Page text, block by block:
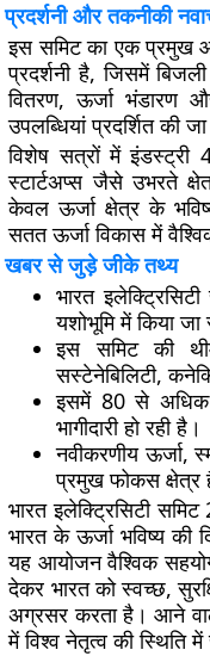
प्रदर्शनी और तकनीकी
इस समिट का एक प्रमुख
प्रदर्शनी है, जिसमें
वितरण, ऊर्जा भंडारण
उपलब्धियां प्रदर्शित की
विशेष सत्रों में इंडस्ट्री
स्टार्टअप्स जैसे उभरते
केवल ऊर्जा क्षेत्र के
सतत ऊर्जा विकास में
खबर से जुड़े जीके तथ्य
भारत
यशोभूमि में किया जा
इस समिट की
सस्टेनेबिलिटी,
इसमें 80 से अधिक
भागीदारी हो रही है।
नवीकरणीय ऊर्जा,
प्रमुख फोकस क्षेत्र
भारत इलेक्ट्रिसिटी
भारत के ऊर्जा भविष्य की
यह आयोजन वैश्विक
देकर भारत को स्वच्छ,
अग्रसर करता है। आने वाले
में विश्व नेतृत्व की स्थिति